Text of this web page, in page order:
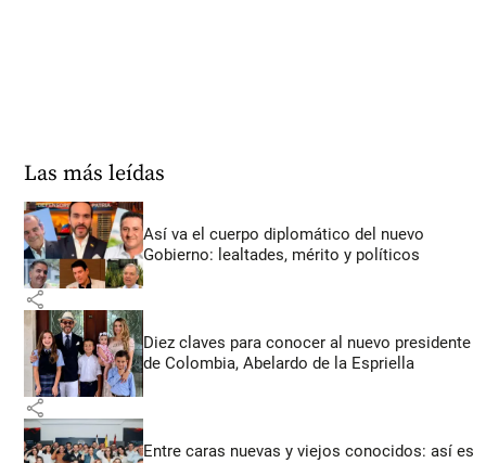
Las más leídas
Así va el cuerpo diplomático del nuevo
Gobierno: lealtades, mérito y políticos
share
Diez claves para conocer al nuevo presidente
de Colombia, Abelardo de la Espriella
share
Entre caras nuevas y viejos conocidos: así es